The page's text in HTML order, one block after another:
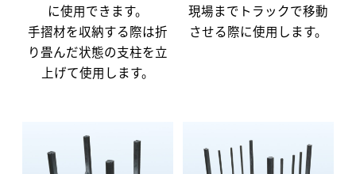
に使用できます。
手摺材を収納する際は折
り畳んだ状態の支柱を立
上げて使用します。
現場までトラックで移動
させる際に使用します。